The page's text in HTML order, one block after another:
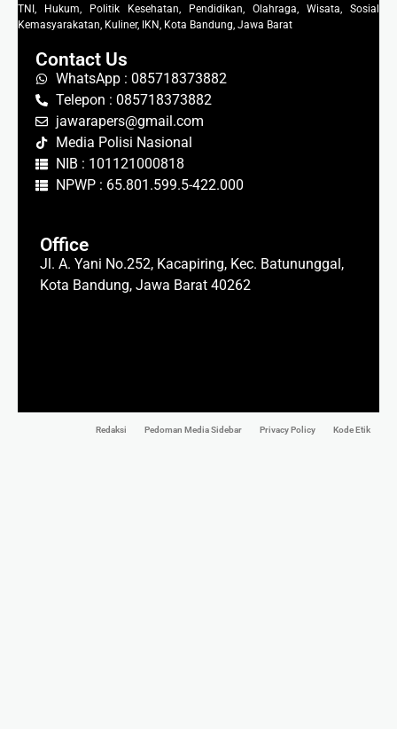
TNI, Hukum, Politik Kesehatan, Pendidikan, Olahraga, Wisata, Sosial
Kemasyarakatan, Kuliner, IKN, Kota Bandung, Jawa Barat
Contact Us
WhatsApp : 085718373882
Telepon : 085718373882
jawarapers@gmail.com
Media Polisi Nasional
NIB : 101121000818
NPWP : 65.801.599.5-422.000
Office
Jl. A. Yani No.252, Kacapiring, Kec. Batununggal,
Kota Bandung, Jawa Barat 40262
Redaksi Pedoman Media Sidebar Privacy Policy Kode Etik